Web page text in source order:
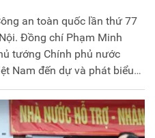
an toàn quốc lần thứ 77
Đồng chí Phạm Minh
tướng Chính phủ nước
Nam đến dự và phát biểu
viên Bộ Chính trị, Bí thư
Bộ trưởng Bộ Công an chủ